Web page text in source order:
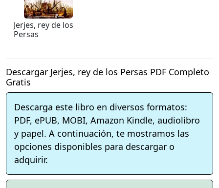
Jerjes, rey de los
Persas
Descargar Jerjes, rey de los Persas PDF Completo
Gratis
Descarga este libro en diversos formatos:
PDF, ePUB, MOBI, Amazon Kindle, audiolibro
y papel. A continuación, te mostramos las
opciones disponibles para descargar o
adquirir.